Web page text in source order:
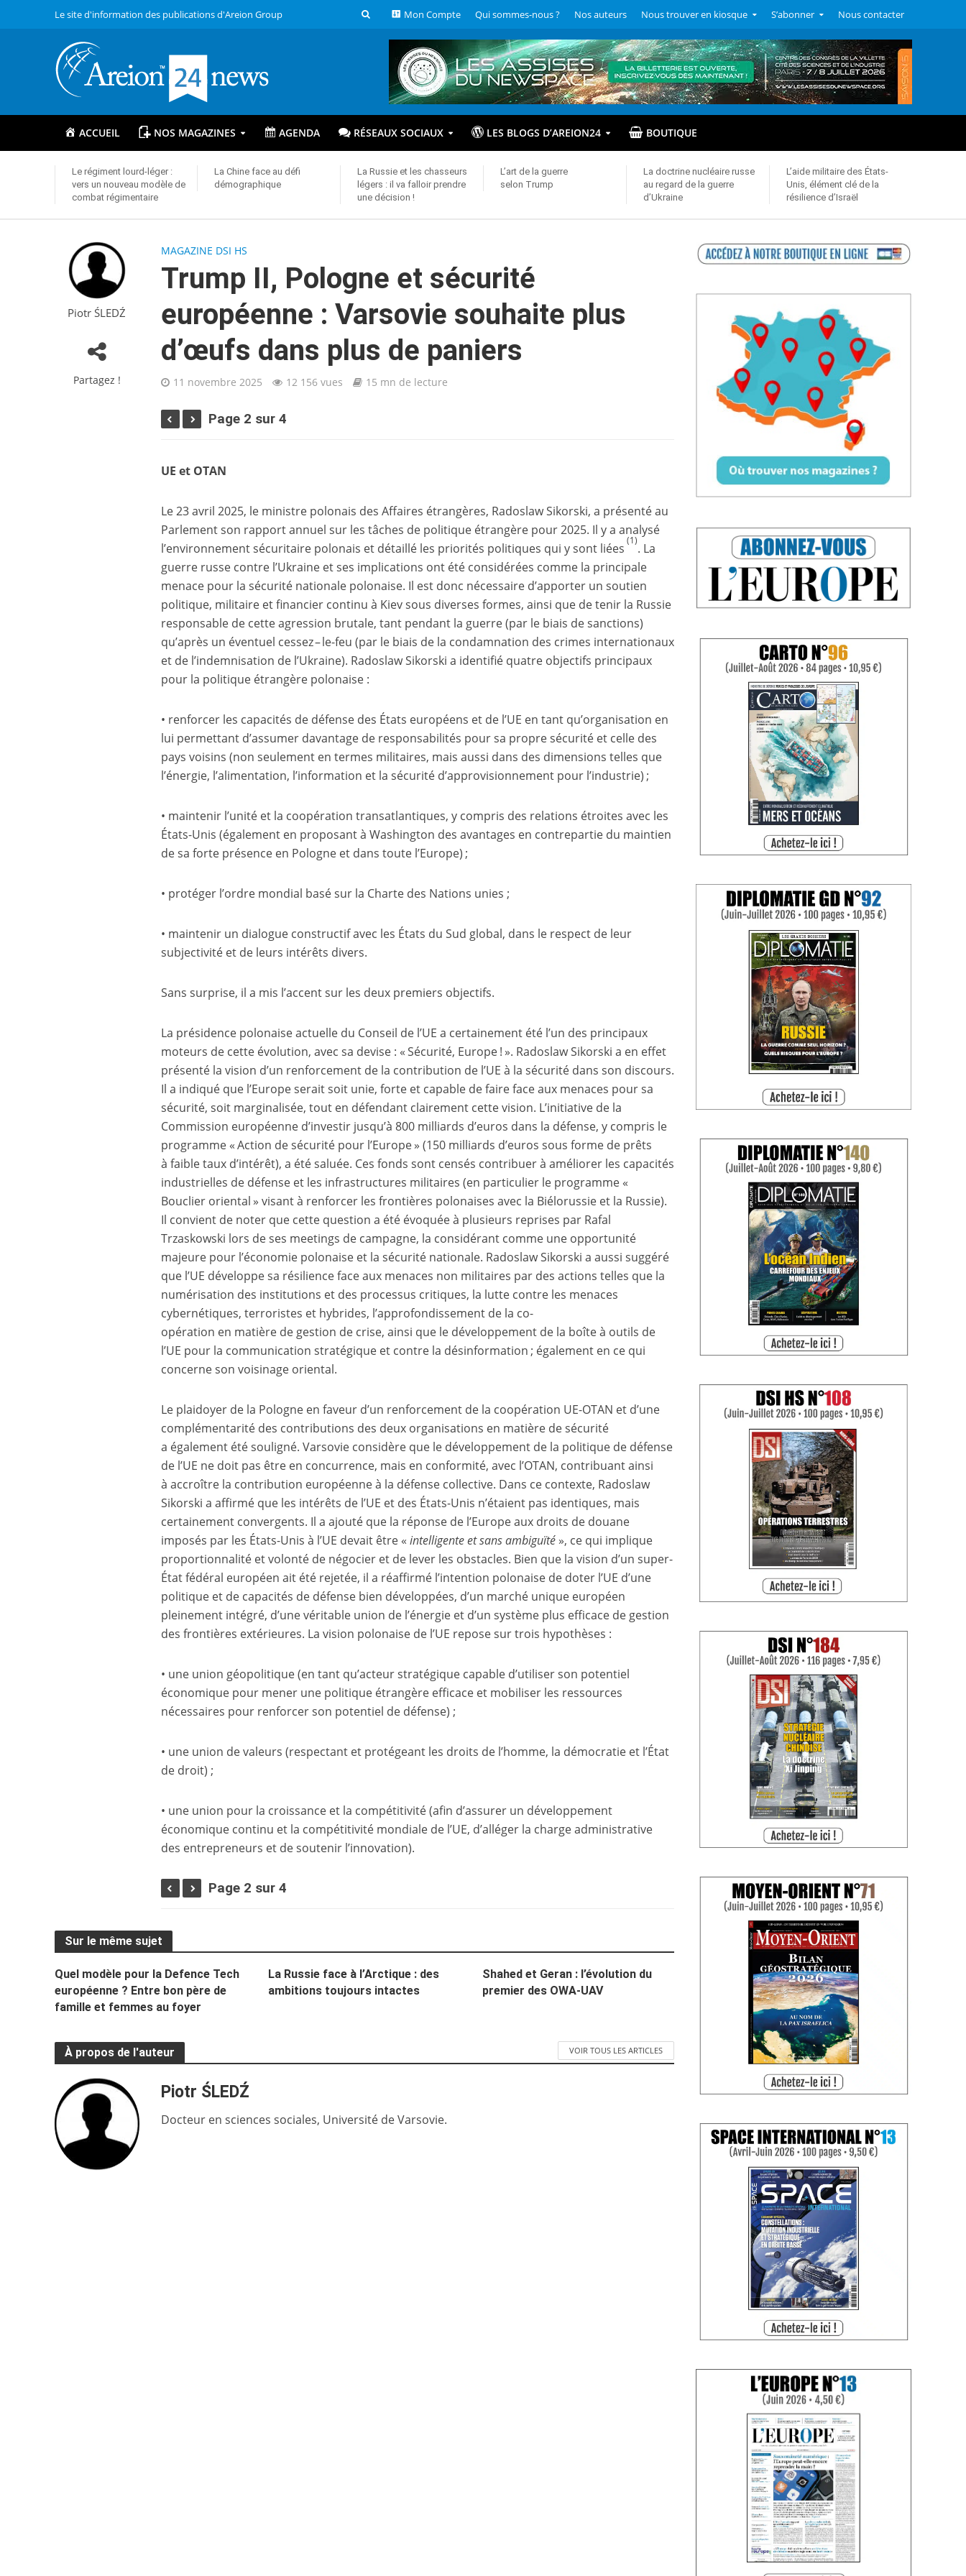
Le site d'information des publications d'Areion Group Mon Compte Qui sommes-nous ? Nos auteurs Nous trouver en kiosque S’abonner Nous contacter
ACCUEIL NOS MAGAZINES AGENDA RÉSEAUX SOCIAUX LES BLOGS D’AREION24 BOUTIQUE
Le régiment lourd-léger :
vers un nouveau modèle de
combat régimentaire
La Chine face au défi
démographique
La Russie et les chasseurs
légers : il va falloir prendre
une décision !
L’art de la guerre
selon Trump
La doctrine nucléaire russe
au regard de la guerre
d’Ukraine
L’aide militaire des États-
Unis, élément clé de la
résilience d’Israël
Piotr ŚLEDŹ
Partagez !
MAGAZINE DSI HS
Trump II, Pologne et sécurité
européenne : Varsovie souhaite plus
d’œufs dans plus de paniers
11 novembre 2025 12 156 vues 15 mn de lecture
Page 2 sur 4
UE et OTAN
Le 23 avril 2025, le ministre polonais des Affaires étrangères, Radoslaw Sikorski, a présenté au
Parlement son rapport annuel sur les tâches de politique étrangère pour 2025. Il y a analysé
l’environnement sécuritaire polonais et détaillé les priorités politiques qui y sont liées
(1)
. La
guerre russe contre l’Ukraine et ses implications ont été considérées comme la principale
menace pour la sécurité nationale polonaise. Il est donc nécessaire d’apporter un soutien
politique, militaire et financier continu à Kiev sous diverses formes, ainsi que de tenir la Russie
responsable de cette agression brutale, tant pendant la guerre (par le biais de sanctions)
qu’après un éventuel cessez – le-feu (par le biais de la condamnation des crimes internationaux
et de l’indemnisation de l’Ukraine). Radoslaw Sikorski a identifié quatre objectifs principaux
pour la politique étrangère polonaise :
• renforcer les capacités de défense des États européens et de l’UE en tant qu’organisation en
lui permettant d’assumer davantage de responsabilités pour sa propre sécurité et celle des
pays voisins (non seulement en termes militaires, mais aussi dans des dimensions telles que
l’énergie, l’alimentation, l’information et la sécurité d’approvisionnement pour l’industrie) ;
• maintenir l’unité et la coopération transatlantiques, y compris des relations étroites avec les
États-Unis (également en proposant à Washington des avantages en contrepartie du maintien
de sa forte présence en Pologne et dans toute l’Europe) ;
• protéger l’ordre mondial basé sur la Charte des Nations unies ;
• maintenir un dialogue constructif avec les États du Sud global, dans le respect de leur
subjectivité et de leurs intérêts divers.
Sans surprise, il a mis l’accent sur les deux premiers objectifs.
La présidence polonaise actuelle du Conseil de l’UE a certainement été l’un des principaux
moteurs de cette évolution, avec sa devise : « Sécurité, Europe ! ». Radoslaw Sikorski a en effet
présenté la vision d’un renforcement de la contribution de l’UE à la sécurité dans son discours.
Il a indiqué que l’Europe serait soit unie, forte et capable de faire face aux menaces pour sa
sécurité, soit marginalisée, tout en défendant clairement cette vision. L’initiative de la
Commission européenne d’investir jusqu’à 800 milliards d’euros dans la défense, y compris le
programme « Action de sécurité pour l’Europe » (150 milliards d’euros sous forme de prêts
à faible taux d’intérêt), a été saluée. Ces fonds sont censés contribuer à améliorer les capacités
industrielles de défense et les infrastructures militaires (en particulier le programme «
Bouclier oriental » visant à renforcer les frontières polonaises avec la Biélorussie et la Russie).
Il convient de noter que cette question a été évoquée à plusieurs reprises par Rafal
Trzaskowski lors de ses meetings de campagne, la considérant comme une opportunité
majeure pour l’économie polonaise et la sécurité nationale. Radoslaw Sikorski a aussi suggéré
que l’UE développe sa résilience face aux menaces non militaires par des actions telles que la
numérisation des institutions et des processus critiques, la lutte contre les menaces
cybernétiques, terroristes et hybrides, l’approfondissement de la co-
opération en matière de gestion de crise, ainsi que le développement de la boîte à outils de
l’UE pour la communication stratégique et contre la désinformation ; également en ce qui
concerne son voisinage oriental.
Le plaidoyer de la Pologne en faveur d’un renforcement de la coopération UE-OTAN et d’une
complémentarité des contributions des deux organisations en matière de sécurité
a également été souligné. Varsovie considère que le développement de la politique de défense
de l’UE ne doit pas être en concurrence, mais en conformité, avec l’OTAN, contribuant ainsi
à accroître la contribution européenne à la défense collective. Dans ce contexte, Radoslaw
Sikorski a affirmé que les intérêts de l’UE et des États-Unis n’étaient pas identiques, mais
certainement convergents. Il a ajouté que la réponse de l’Europe aux droits de douane
imposés par les États-Unis à l’UE devait être «intelligente et sans ambiguïté », ce qui implique
proportionnalité et volonté de négocier et de lever les obstacles. Bien que la vision d’un super-
État fédéral européen ait été rejetée, il a réaffirmé l’intention polonaise de doter l’UE d’une
politique et de capacités de défense bien développées, d’un marché unique européen
pleinement intégré, d’une véritable union de l’énergie et d’un système plus efficace de gestion
des frontières extérieures. La vision polonaise de l’UE repose sur trois hypothèses :
• une union géopolitique (en tant qu’acteur stratégique capable d’utiliser son potentiel
économique pour mener une politique étrangère efficace et mobiliser les ressources
nécessaires pour renforcer son potentiel de défense) ;
• une union de valeurs (respectant et protégeant les droits de l’homme, la démocratie et l’État
de droit) ;
• une union pour la croissance et la compétitivité (afin d’assurer un développement
économique continu et la compétitivité mondiale de l’UE, d’alléger la charge administrative
des entrepreneurs et de soutenir l’innovation).
Page 2 sur 4
Sur le même sujet
Quel modèle pour la Defence Tech
européenne ? Entre bon père de
famille et femmes au foyer
La Russie face à l’Arctique : des
ambitions toujours intactes
Shahed et Geran : l’évolution du
premier des OWA-UAV
À propos de l'auteur VOIR TOUS LES ARTICLES
Piotr ŚLEDŹ
Docteur en sciences sociales, Université de Varsovie.